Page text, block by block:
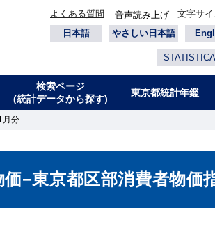
よくある質問 音声読み上げ 文字サ
日本語
やさしい日本語
検索ページ
(統計データから探す)
東京都統計年鑑
月分
価−東京都区部消費者物価